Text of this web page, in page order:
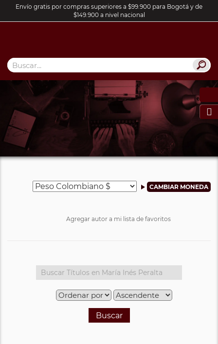
Envío gratis por compras superiores a $99.900 para Bogotá y de
$149.900 a nivel nacional

Agregar autor a mi lista de favoritos
Buscar